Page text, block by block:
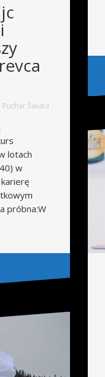
Puchar Świata
lotach
w
próbna:W